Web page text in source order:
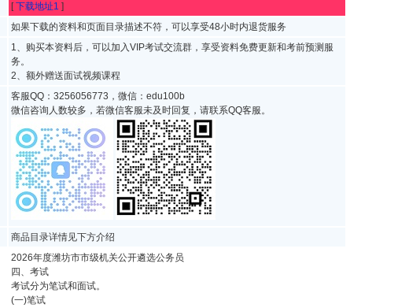
[下载地址1 ]
如果下载的资料和页面目录描述不符，可以享受48小时内退货服务
1、购买本资料后，可以加入VIP考试交流群，享受资料免费更新和考前预测服
务。
2、额外赠送面试视频课程
客服QQ：3256056773，微信：edu100b
微信咨询人数较多，若微信客服未及时回复，请联系QQ客服。
商品目录详情见下方介绍
2026年度潍坊市市级机关公开遴选公务员
四、考试
考试分为笔试和面试。
(一)笔试